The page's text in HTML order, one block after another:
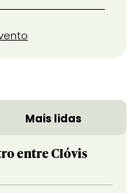
Mais lidas
entre Clóvis